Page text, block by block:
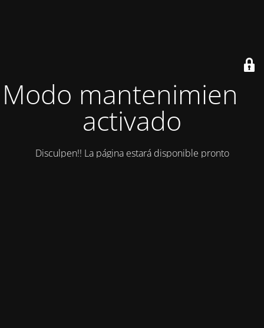
Modo mantenimiento
activado
Disculpen!! La página estará disponible pronto